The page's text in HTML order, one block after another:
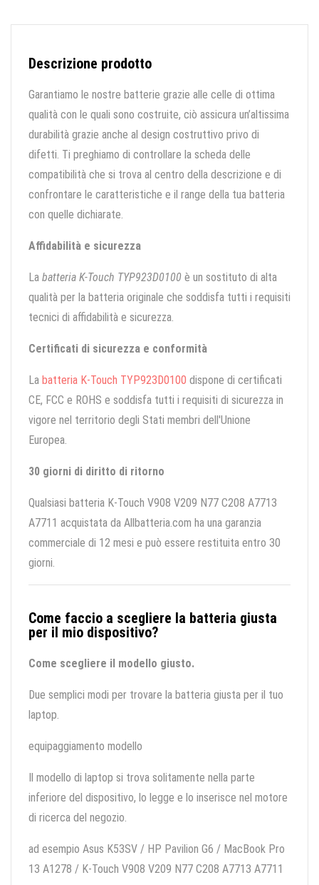
Descrizione prodotto
Garantiamo le nostre batterie grazie alle celle di ottima
qualità con le quali sono costruite, ciò assicura un’altissima
durabilità grazie anche al design costruttivo privo di
difetti. Ti preghiamo di controllare la scheda delle
compatibilità che si trova al centro della descrizione e di
confrontare le caratteristiche e il range della tua batteria
con quelle dichiarate.
Affidabilità e sicurezza
La batteria K-Touch TYP923D0100 è un sostituto di alta
qualità per la batteria originale che soddisfa tutti i requisiti
tecnici di affidabilità e sicurezza.
Certificati di sicurezza e conformità
La batteria K-Touch TYP923D0100 dispone di certificati
CE, FCC e ROHS e soddisfa tutti i requisiti di sicurezza in
vigore nel territorio degli Stati membri dell'Unione
Europea.
30 giorni di diritto di ritorno
Qualsiasi batteria K-Touch V908 V209 N77 C208 A7713
A7711 acquistata da Allbatteria.com ha una garanzia
commerciale di 12 mesi e può essere restituita entro 30
giorni.
Come faccio a scegliere la batteria giusta
per il mio dispositivo?
Come scegliere il modello giusto.
Due semplici modi per trovare la batteria giusta per il tuo
laptop.
equipaggiamento modello
Il modello di laptop si trova solitamente nella parte
inferiore del dispositivo, lo legge e lo inserisce nel motore
di ricerca del negozio.
ad esempio Asus K53SV / HP Pavilion G6 / MacBook Pro
13 A1278 / K-Touch V908 V209 N77 C208 A7713 A7711